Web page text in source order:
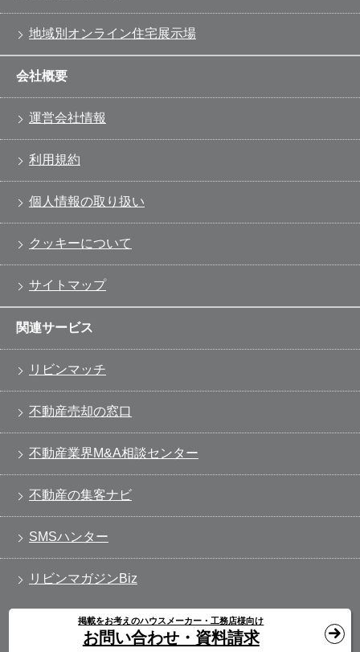
地域別オンライン住宅展示場
会社概要
運営会社情報
利用規約
個人情報の取り扱い
クッキーについて
サイトマップ
関連サービス
リビンマッチ
不動産売却の窓口
不動産業界M&A相談センター
不動産の集客ナビ
SMSハンター
リビンマガジンBiz
掲載をお考えのハウスメーカー・工務店様向け
お問い合わせ・資料請求